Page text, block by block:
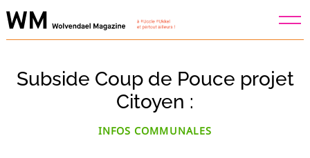
Skip
to
Subside Coup de Pouce projet
Citoyen :
INFOS COMMUNALES